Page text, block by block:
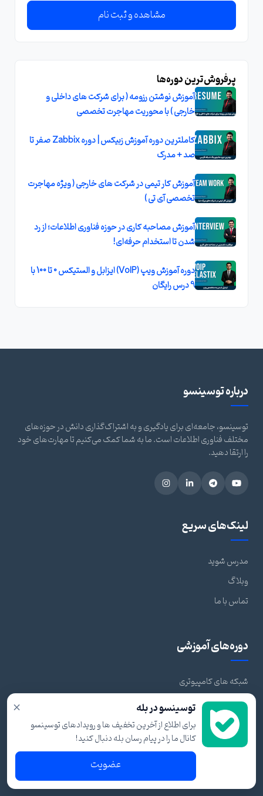
مشاهده و ثبت نام
پرفروش‌ترین دوره‌ها
آموزش نوشتن رزومه ( برای شرکت های داخلی و
خارجی ) با محوریت مهاجرت تخصصی
کاملترین دوره آموزش زبیکس | دوره Zabbix صفر تا
صد + مدرک
آموزش کار تیمی در شرکت های خارجی ( ویژه مهاجرت
تخصصی آی تی )
آموزش مصاحبه کاری در حوزه فناوری اطلاعات؛ از رد
شدن تا استخدام حرفه‌ای!
دوره آموزش ویپ (VoIP) ایزابل و الستیکس 0 تا 100 با
9 درس رایگان
درباره توسینسو
توسینسو، جامعه‌ای برای یادگیری و به اشتراک‌گذاری دانش در حوزه‌های
مختلف فناوری اطلاعات است. ما به شما کمک می‌کنیم تا مهارت‌های خود
را ارتقا دهید.
لینک‌های سریع
مدرس شوید
وبلاگ
تماس با ما
دوره‌های آموزشی
شبکه های کامپیوتری
مایکروسافت
مجازی سازی
هک و امنیت شبکه
× توسینسو در بله
برای اطلاع از آخرین تخفیف ها و رویدادهای توسینسو
کانال ما را در پیام رسان بله دنبال کنید!
عضویت